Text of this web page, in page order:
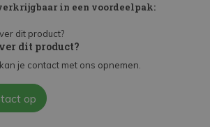
in een voordeelpak:
dit product?
je contact met ons opnemen.
op